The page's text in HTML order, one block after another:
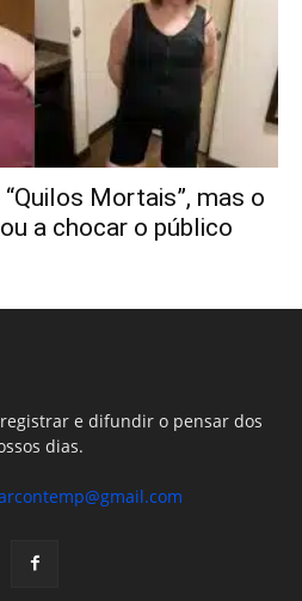
Mortais”, mas o
a chocar o público
e difundir o pensar dos
dias.